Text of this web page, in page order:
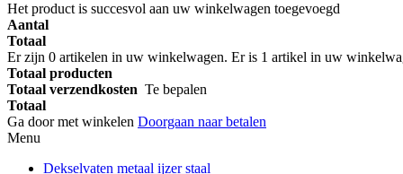
Het product is succesvol aan uw winkelwagen toegevoegd
Aantal
Totaal
Er zijn 0 artikelen in uw winkelwagen. Er is 1 artikel in uw
Totaal producten
Totaal verzendkosten Te bepalen
Totaal
Ga door met winkelen Doorgaan naar betalen
Menu
Dekselvaten metaal ijzer staal